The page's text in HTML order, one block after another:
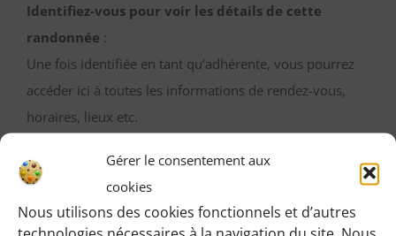
Gérer le consentement aux
cookies
Nous utilisons des cookies fonctionnels et d’autres
Identifiez-vous pour voir les détails de cette
randonnée :
Une fois identifiée en tant qu’adhérente, vous pourrez
accéder ici à toutes les informations de rendez-vous,
horaires, lieux etc.
M’IDENTIFIER